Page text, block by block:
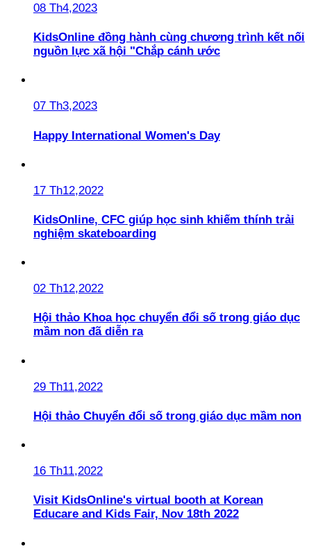
08 Th4,2023
KidsOnline đồng hành cùng chương trình kết nối
nguồn lực xã hội "Chắp cánh ước
07 Th3,2023
Happy International Women's Day
17 Th12,2022
KidsOnline, CFC giúp học sinh khiếm thính trải
nghiệm skateboarding
02 Th12,2022
Hội thảo Khoa học chuyển đổi số trong giáo dục
mầm non đã diễn ra
29 Th11,2022
Hội thảo Chuyển đổi số trong giáo dục mầm non
16 Th11,2022
Visit KidsOnline's virtual booth at Korean
Educare and Kids Fair, Nov 18th 2022